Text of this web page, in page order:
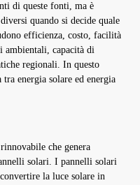
di queste fonti, ma è
quando si decide quale
efficienza, costo, facilità
ambientali, capacità di
regionali. In questo
energia solare ed energia
che genera
solari. I pannelli solari
la luce solare in